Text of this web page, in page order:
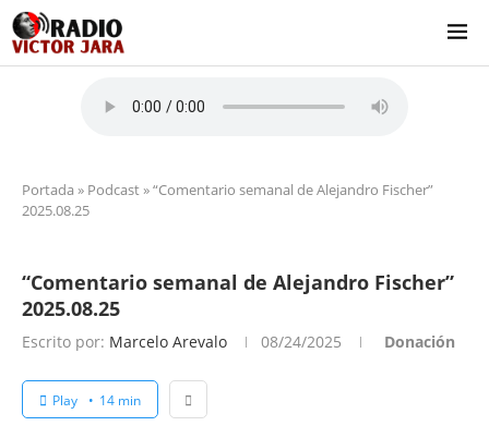
Portada » Podcast»“Comentario semanal de Alejandro Fischer”
2025.08.25
“Comentario semanal de Alejandro Fischer”
2025.08.25
Escrito por: Marcelo Arevalo 08/24/2025 Donación
Play 14 min